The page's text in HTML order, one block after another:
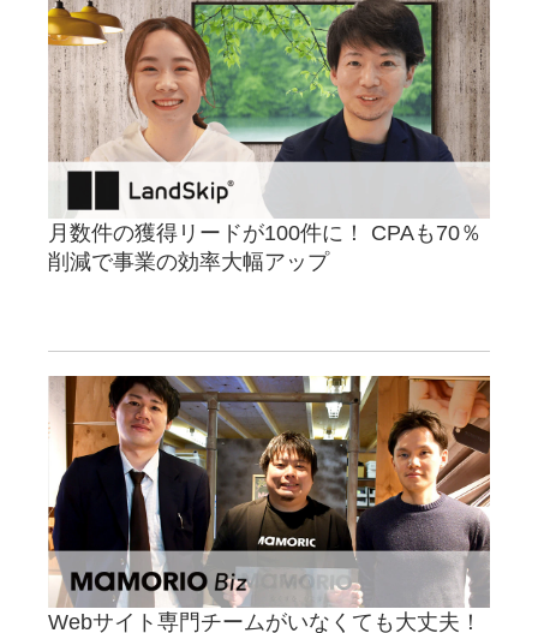
月数件の獲得リードが100件に！ CPAも70％
削減で事業の効率大幅アップ
Webサイト専門チームがいなくても大丈夫！